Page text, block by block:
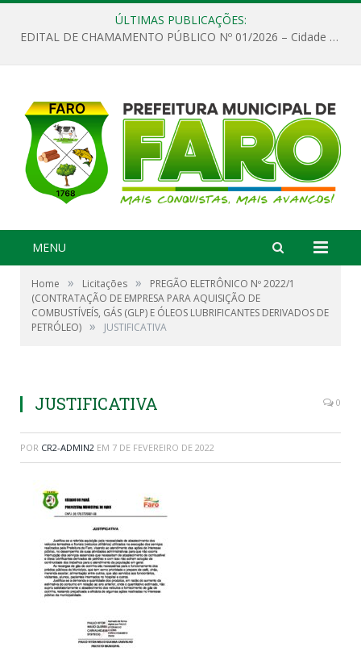
ÚLTIMAS PUBLICAÇÕES:
EDITAL DE CHAMAMENTO PÚBLICO Nº 01/2026 – Cidade de Faro
MENU
Home » Licitações »
PREGÃO ELETRÔNICO Nº 2022/1
(CONTRATAÇÃO DE EMPRESA PARA AQUISIÇÃO DE
COMBUSTÍVEÍS, GÁS (GLP) E ÓLEOS LUBRIFICANTES DERIVADOS DE
PETRÓLEO) » JUSTIFICATIVA
JUSTIFICATIVA 0
POR CR2-ADMIN2 EM 7 DE FEVEREIRO DE 2022